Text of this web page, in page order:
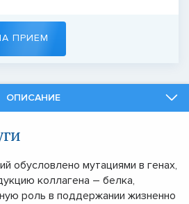
ПРИЕМ
ОПИСАНИЕ
обусловлено мутациями в генах,
коллагена – белка,
роль в поддержании жизненно